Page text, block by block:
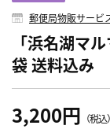
郵便局物販サービ
「浜名湖マ
袋 送料込み
3,200円 （税込）